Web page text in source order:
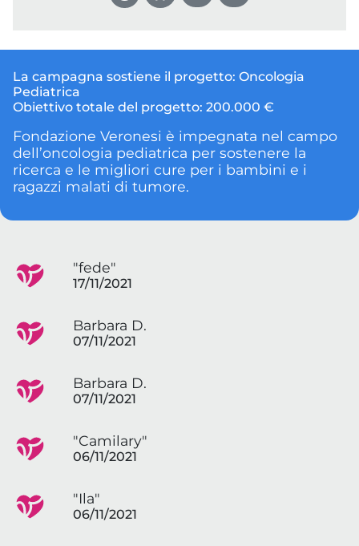
La campagna sostiene il progetto: Oncologia
Pediatrica
Obiettivo totale del progetto: 200.000 €
Fondazione Veronesi è impegnata nel campo
dell’oncologia pediatrica per sostenere la
ricerca e le migliori cure per i bambini e i
ragazzi malati di tumore.
"fede"
17/11/2021
Barbara D.
07/11/2021
Barbara D.
07/11/2021
"Camilary"
06/11/2021
"Ila"
06/11/2021